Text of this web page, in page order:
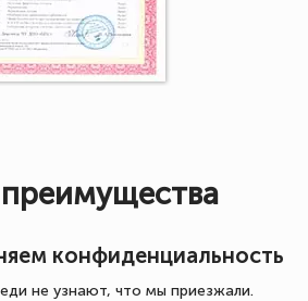
конфиденциальность
не узнают, что мы приезжали.